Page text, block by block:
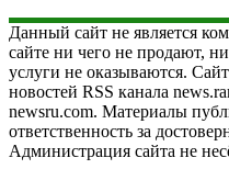
Данный сайт не является
сайте ни чего не продают,
услуги не оказываются.
новостей RSS канала
newsru.com. Материалы
ответственность за
Администрация сайта не